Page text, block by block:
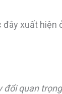
xuất
đổi quan